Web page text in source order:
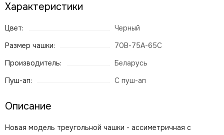
Характеристики
Цвет:
Черный
Размер чашки:
70В-75А-65С
Производитель:
Беларусь
Пуш-ап:
С пуш-ап
Описание
Новая модель треугольной чашки - ассиметричная с